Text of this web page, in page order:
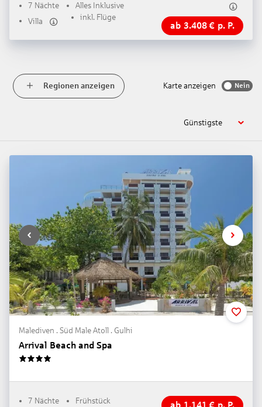
7 Nächte
Alles Inklusive
Villa
inkl. Flüge
ab 3.408€ p. P.
Regionen anzeigen Karte anzeigen Nein
Günstigste
Malediven . Süd Male Atoll . Gulhi
Arrival Beach and Spa
7 Nächte Frühstück